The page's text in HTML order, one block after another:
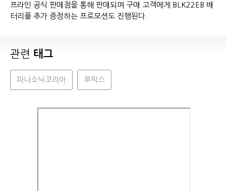
프라인 공식 판매점을 통해 판매되며 구매 고객에게 BLK22EB 배
터리를 추가 증정하는 프로모션도 진행된다.
관련 태그
파나소닉코리아 루믹스